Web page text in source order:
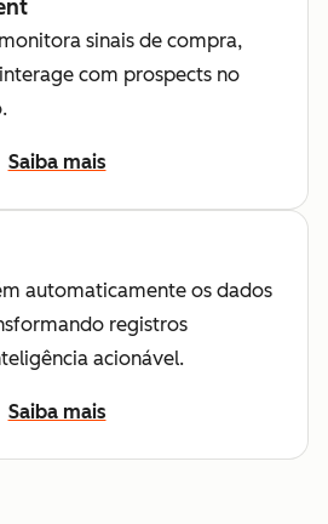
sinais de compra,
com prospects no
Saiba mais
automaticamente os dados
registros
acionável.
Saiba mais